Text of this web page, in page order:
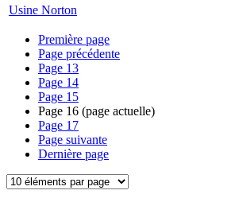
Usine Norton
Première page
Page précédente
Page 13
Page 14
Page 15
Page 16 (page actuelle)
Page 17
Page suivante
Dernière page